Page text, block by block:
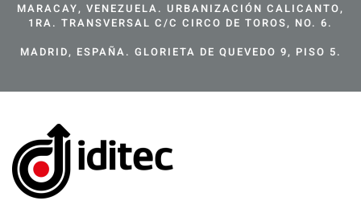
MARACAY, VENEZUELA. URBANIZACIÓN CALICANTO,
1RA. TRANSVERSAL C/C CIRCO DE TOROS, NO. 6.
MADRID, ESPAÑA. GLORIETA DE QUEVEDO 9, PISO 5.